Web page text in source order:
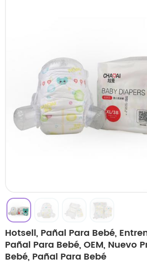
Hotsell, Pañal Para Bebé,
Pañal Para Bebé, OEM, Nuevo
Bebé, Pañal Para Bebé